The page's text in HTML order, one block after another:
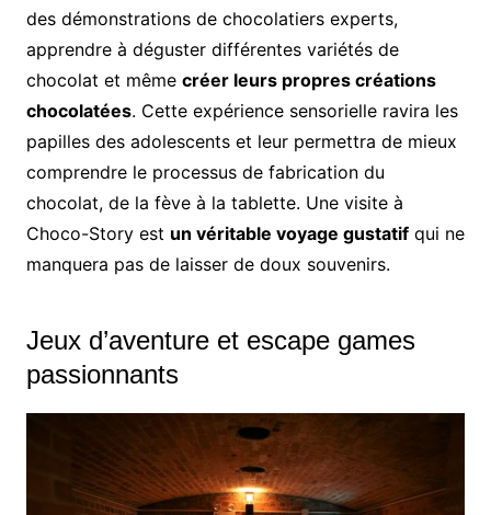
des démonstrations de chocolatiers experts,
apprendre à déguster différentes variétés de
chocolat et même créer leurs propres créations
chocolatées. Cette expérience sensorielle ravira les
papilles des adolescents et leur permettra de mieux
comprendre le processus de fabrication du
chocolat, de la fève à la tablette. Une visite à
Choco-Story est un véritable voyage gustatifqui ne
manquera pas de laisser de doux souvenirs.
Jeux d’aventure et escape games
passionnants